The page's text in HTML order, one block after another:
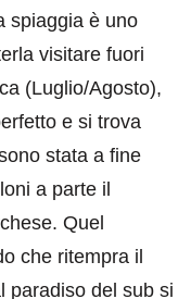
spiaggia è uno
visitare fuori
(Luglio/Agosto),
e si trova
stata a fine
a parte il
Quel
che ritempra il
paradiso del sub si